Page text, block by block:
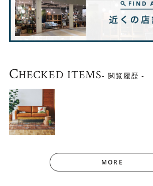
CHECKED ITEMS- 閲覧履歴 -
MORE